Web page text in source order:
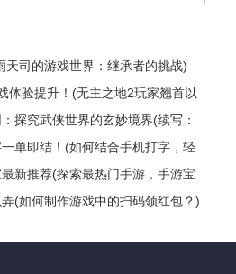
天司的游戏世界：继承者的挑战)
体验提升！(无主之地2玩家翘首以
得飞跃式优化！)
探究武侠世界的玄妙境界(续写：
侠世界的神秘奥妙)
单即结！(如何结合手机打字，轻
新推荐(探索最热门手游，手游宝
指南)
(如何制作游戏中的扫码领红包？)